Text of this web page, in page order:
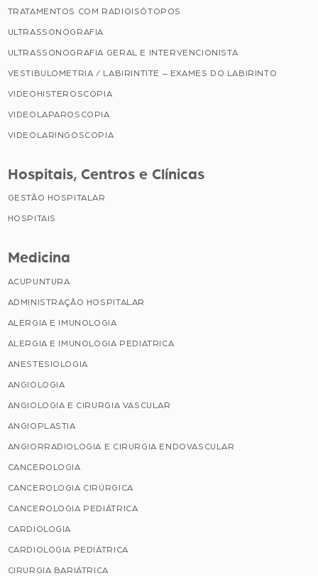
TRATAMENTOS COM RADIOISÓTOPOS
ULTRASSONOGRAFIA
ULTRASSONOGRAFIA GERAL E INTERVENCIONISTA
VESTIBULOMETRIA / LABIRINTITE – EXAMES DO LABIRINTO
VIDEOHISTEROSCOPIA
VIDEOLAPAROSCOPIA
VIDEOLARINGOSCOPIA
Hospitais, Centros e Clínicas
GESTÃO HOSPITALAR
HOSPITAIS
Medicina
ACUPUNTURA
ADMINISTRAÇÃO HOSPITALAR
ALERGIA E IMUNOLOGIA
ALERGIA E IMUNOLOGIA PEDIATRICA
ANESTESIOLOGIA
ANGIOLOGIA
ANGIOLOGIA E CIRURGIA VASCULAR
ANGIOPLASTIA
ANGIORRADIOLOGIA E CIRURGIA ENDOVASCULAR
CANCEROLOGIA
CANCEROLOGIA CIRÚRGICA
CANCEROLOGIA PEDIÁTRICA
CARDIOLOGIA
CARDIOLOGIA PEDIÁTRICA
CIRURGIA BARIÁTRICA